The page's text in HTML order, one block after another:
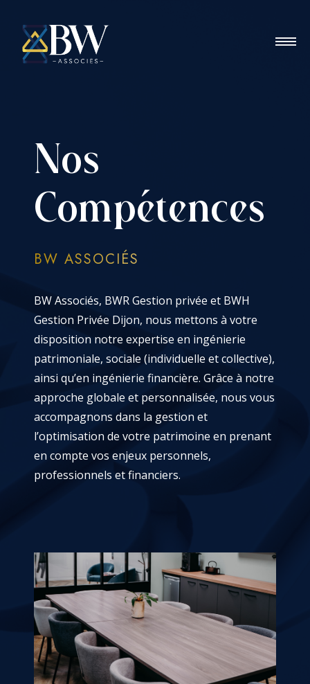
Nos
Compétences
BW ASSOCIÉS
BW Associés, BWR Gestion privée et BWH
Gestion Privée Dijon, nous mettons à votre
disposition notre expertise en ingénierie
patrimoniale, sociale (individuelle et collective),
ainsi qu’en ingénierie financière. Grâce à notre
approche globale et personnalisée, nous vous
accompagnons dans la gestion et
l’optimisation de votre patrimoine en prenant
en compte vos enjeux personnels,
professionnels et financiers.